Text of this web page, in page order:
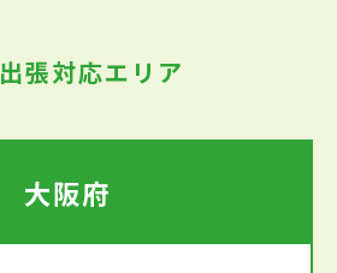
出張対応エリア
大阪府